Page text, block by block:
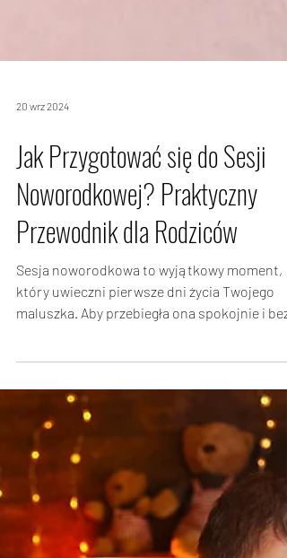
Jak Przygotować się do Sesji
Noworodkowej? Praktyczny
Przewodnik dla Rodziców
Sesja noworodkowa to wyjątkowy moment,
który uwieczni pierwsze dni życia Twojego
stresu,...